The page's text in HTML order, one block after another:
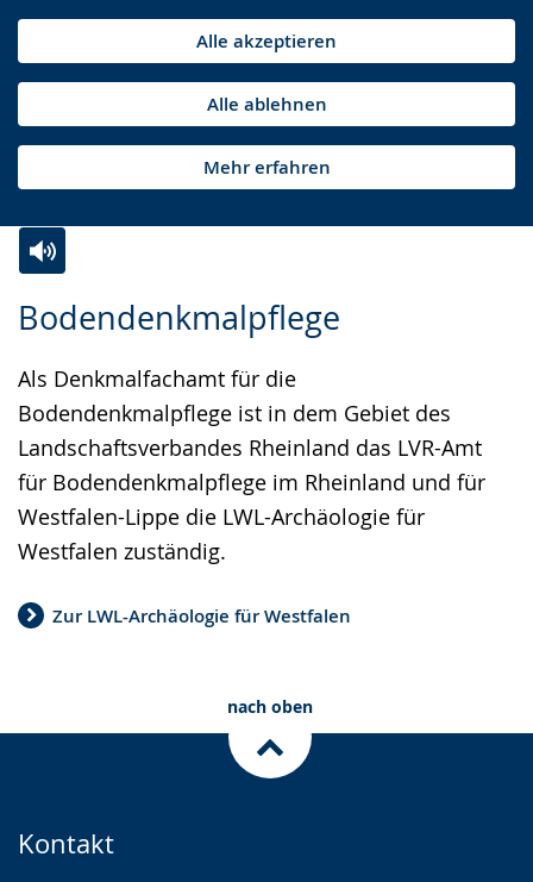
Alle akzeptieren
Alle ablehnen
Mehr erfahren
Bodendenkmalpflege
Als Denkmalfachamt für die
Bodendenkmalpflege ist in dem Gebiet des
Landschaftsverbandes Rheinland das LVR-Amt
für Bodendenkmalpflege im Rheinland und für
Westfalen-Lippe die LWL-Archäologie für
Westfalen zuständig.
Zur LWL-Archäologie für Westfalen
Leichten
wechseln.
Audio-
Video
Deutscher
Gebärdensprache
wird
angezeigt.
nach oben
Kontakt